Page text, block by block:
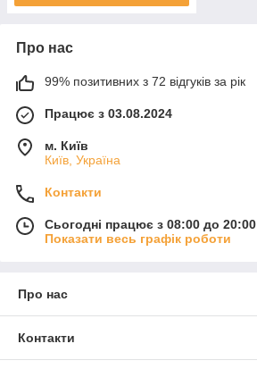
Про нас
99% позитивних з 72 відгуків за рік
Працює з 03.08.2024
м. Київ
Київ, Україна
Контакти
Сьогодні працює з 08:00 до 20:00
Показати весь графік роботи
Про нас
Контакти